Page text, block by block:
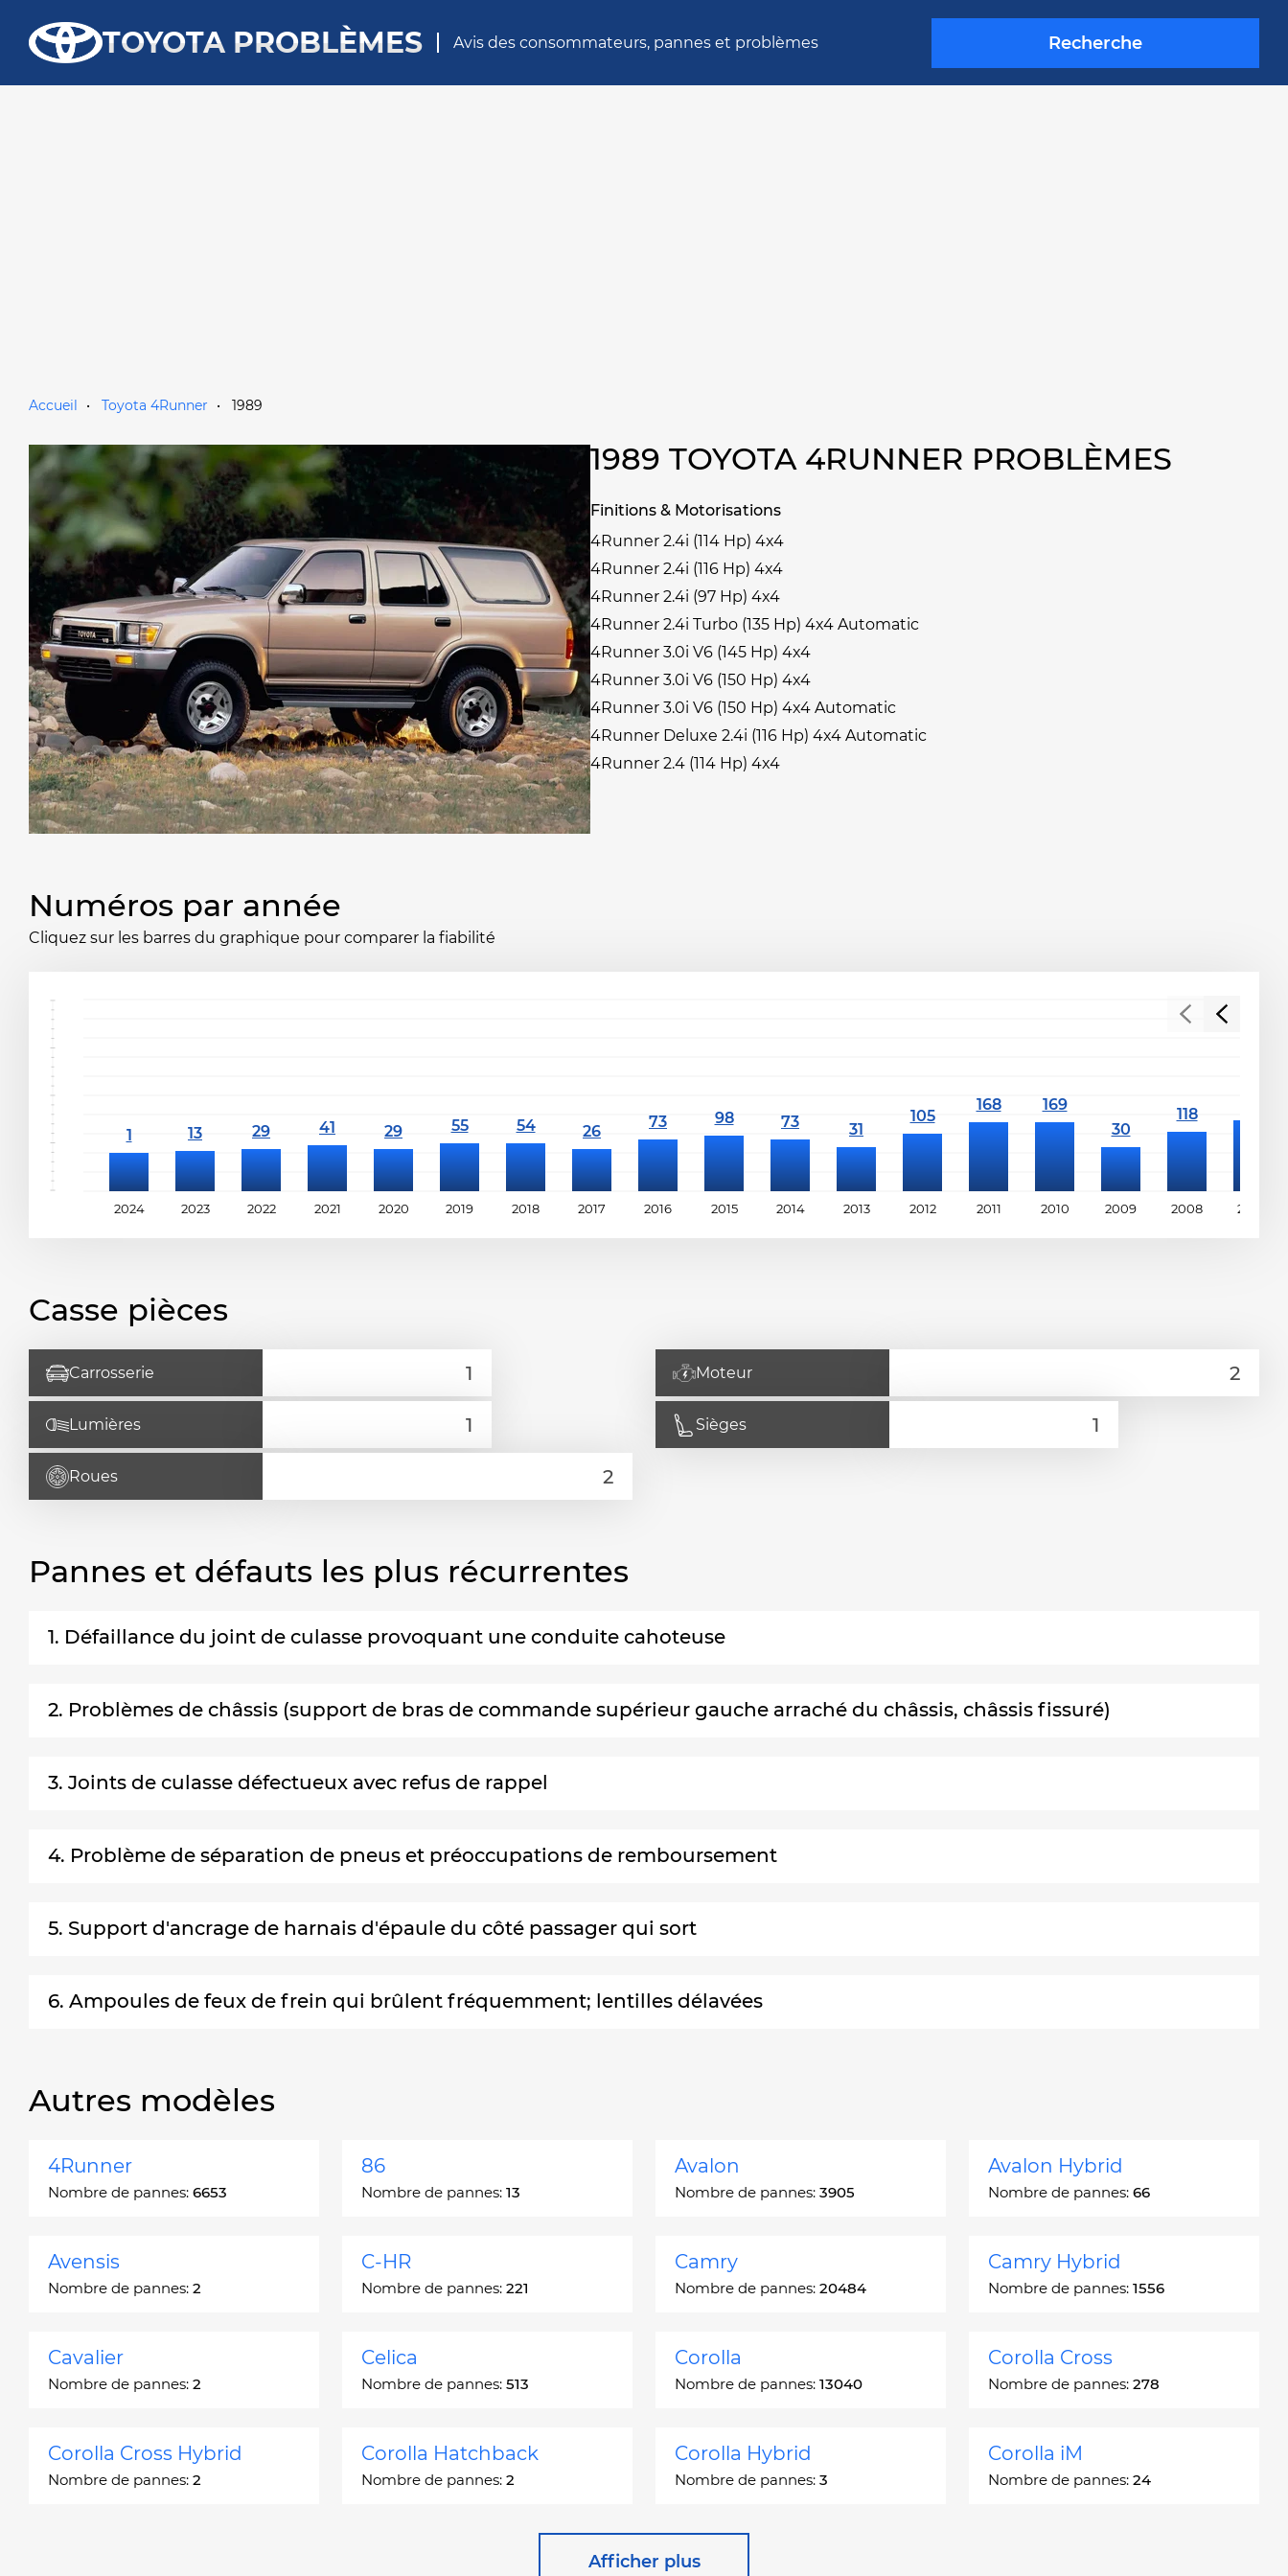
TOYOTA PROBLÈMES Avis des consommateurs, pannes et problèmes Recherche
Accueil Toyota 4Runner 1989
1989 TOYOTA 4RUNNER PROBLÈMES
Finitions & Motorisations
4Runner 2.4i (114 Hp) 4x4
4Runner 2.4i (116 Hp) 4x4
4Runner 2.4i (97 Hp) 4x4
4Runner 2.4i Turbo (135 Hp) 4x4 Automatic
4Runner 3.0i V6 (145 Hp) 4x4
4Runner 3.0i V6 (150 Hp) 4x4
4Runner 3.0i V6 (150 Hp) 4x4 Automatic
4Runner Deluxe 2.4i (116 Hp) 4x4 Automatic
4Runner 2.4 (114 Hp) 4x4
Numéros par année
Cliquez sur les barres du graphique pour comparer la fiabilité
2024 2023 2022 2021 2020 2019 2018 2017 2016 2015 2014 2013 2012 2011 2010 2009 2008 2007
Casse pièces
Carrosserie Moteur
Lumières Sièges
Roues
Pannes et défauts les plus récurrentes
1. Défaillance du joint de culasse provoquant une conduite cahoteuse
2. Problèmes de châssis (support de bras de commande supérieur gauche arraché du châssis, châssis fissuré)
3. Joints de culasse défectueux avec refus de rappel
4. Problème de séparation de pneus et préoccupations de remboursement
5. Support d'ancrage de harnais d'épaule du côté passager qui sort
6. Ampoules de feux de frein qui brûlent fréquemment; lentilles délavées
Autres modèles
4Runner
Nombre de pannes: 6653
86
Nombre de pannes: 13
Avalon
Nombre de pannes: 3905
Avalon Hybrid
Nombre de pannes: 66
Avensis
Nombre de pannes: 2
C-HR
Nombre de pannes: 221
Camry
Nombre de pannes: 20484
Camry Hybrid
Nombre de pannes: 1556
Cavalier
Nombre de pannes: 2
Celica
Nombre de pannes: 513
Corolla
Nombre de pannes: 13040
Corolla Cross
Nombre de pannes: 278
Corolla Cross Hybrid
Nombre de pannes: 2
Corolla Hatchback
Nombre de pannes: 2
Corolla Hybrid
Nombre de pannes: 3
Corolla iM
Nombre de pannes: 24
Cressida
Afficher plus